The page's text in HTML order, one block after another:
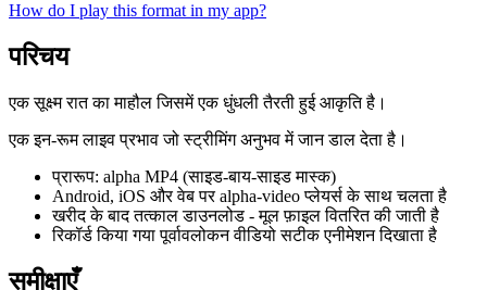
How do I play this format in my app?
परिचय
एक सूक्ष्म रात का माहौल जिसमें एक धुंधली तैरती हुई आकृति है।
एक इन-रूम लाइव प्रभाव जो स्ट्रीमिंग अनुभव में जान डाल देता है।
प्रारूप: alpha MP4 (साइड-बाय-साइड मास्क)
Android, iOS और वेब पर alpha-video प्लेयर्स के साथ चलता है
खरीद के बाद तत्काल डाउनलोड - मूल फ़ाइल वितरित की जाती है
रिकॉर्ड किया गया पूर्वावलोकन वीडियो सटीक एनीमेशन दिखाता है
समीक्षाएँ